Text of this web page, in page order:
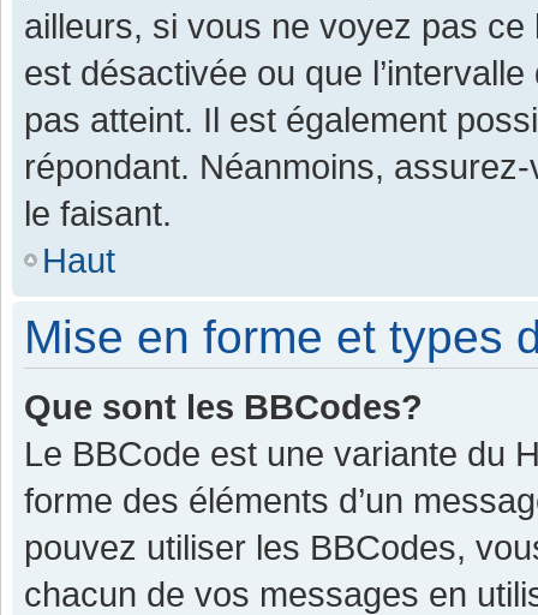
ailleurs, si vous ne voyez pas
est désactivée ou que
pas atteint. Il est également
répondant. Néanmoins,
le faisant.
Haut
Mise en forme et types
Que sont les BBCodes?
Le BBCode est une variante du
forme des éléments d’un
pouvez utiliser les BBCodes,
chacun de vos messages en